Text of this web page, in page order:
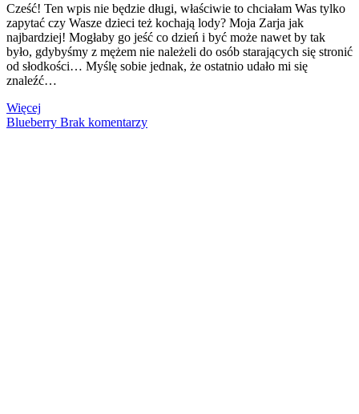
Cześć! Ten wpis nie będzie długi, właściwie to chciałam Was tylko
zapytać czy Wasze dzieci też kochają lody? Moja Zarja jak
najbardziej! Mogłaby go jeść co dzień i być może nawet by tak
było, gdybyśmy z mężem nie należeli do osób starających się stronić
od słodkości… Myślę sobie jednak, że ostatnio udało mi się
znaleźć…
Więcej
Blueberry Brak komentarzy